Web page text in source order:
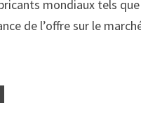
mondiaux tels
de l’offre sur le